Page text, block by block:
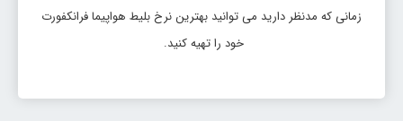
زمانی که مدنظر دارید می توانید بهترین نرخ بلیط هواپیما فرانکفورت
خود را تهیه کنید.